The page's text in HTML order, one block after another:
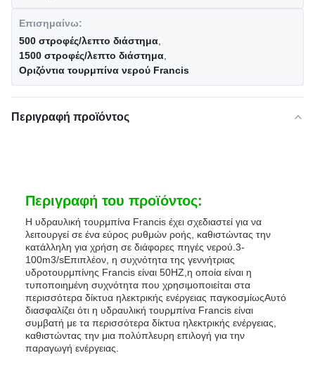
Επισημαίνω:
500 στροφές/λεπτο διάστημα
1500 στροφές/λεπτο διάστημα
Οριζόντια τουρμπίνα νερού Francis
Περιγραφή προϊόντος
Περιγραφή του προϊόντος:
Η υδραυλική τουρμπίνα Francis έχει σχεδιαστεί για να
λειτουργεί σε ένα εύρος ρυθμών ροής, καθιστώντας την
κατάλληλη για χρήση σε διάφορες πηγές νερού.3-
100m3/sΕπιπλέον, η συχνότητα της γεννήτριας
υδροτουρμπίνης Francis είναι 50HZ,η οποία είναι η
τυποποιημένη συχνότητα που χρησιμοποιείται στα
περισσότερα δίκτυα ηλεκτρικής ενέργειας παγκοσμίωςΑυτό
διασφαλίζει ότι η υδραυλική τουρμπίνα Francis είναι
συμβατή με τα περισσότερα δίκτυα ηλεκτρικής ενέργειας,
καθιστώντας την μια πολύπλευρη επιλογή για την
παραγωγή ενέργειας.